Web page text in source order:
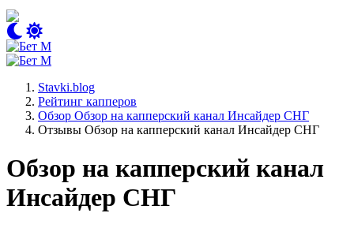
Stavki.blog
Рейтинг капперов
Обзор Обзор на капперский канал Инсайдер СНГ
Отзывы Обзор на капперский канал Инсайдер СНГ
Обзор на капперский канал
Инсайдер СНГ